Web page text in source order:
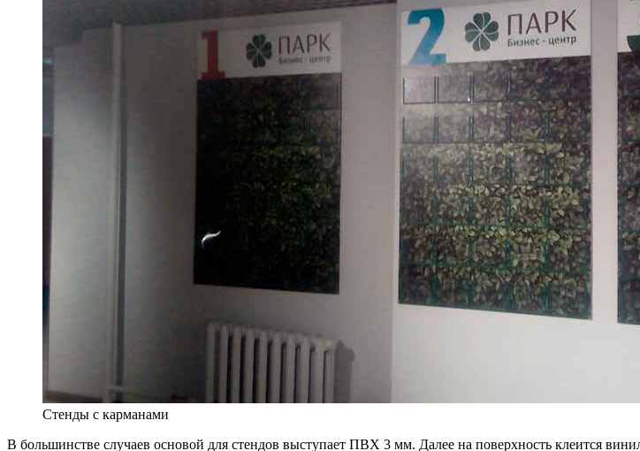
Стенды с карманами
В большинстве случаев основой для стендов выступает ПВХ 3 мм. Далее на поверхность клеится